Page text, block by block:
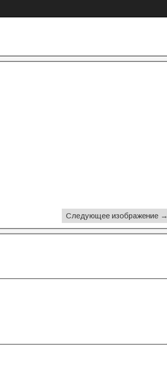
Следующее изображение →